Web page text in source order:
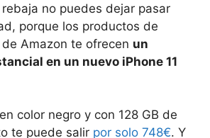
no puedes dejar pasar
porque los productos de
Amazon te ofrecen un
en un nuevo iPhone 11
color negro y con 128 GB de
te puede salir por solo 748€. Y